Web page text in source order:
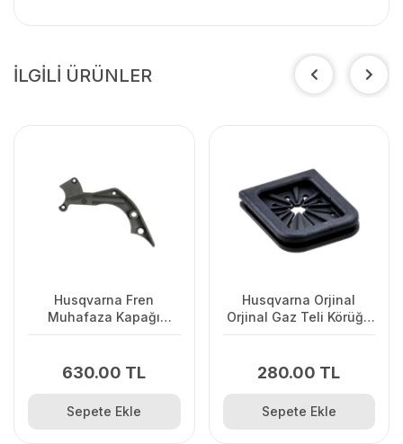
İLGİLİ ÜRÜNLER
Husqvarna Fren
Muhafaza Kapağı
630.00 TL
Sepete Ekle
Husqvarna Orjinal
Orjinal Gaz Teli Körüğü
280.00 TL
Sepete Ekle